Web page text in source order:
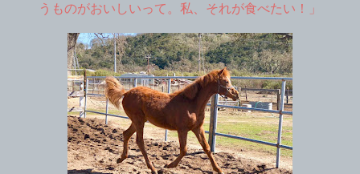
うものがおいしいって。私、それが食べたい！」